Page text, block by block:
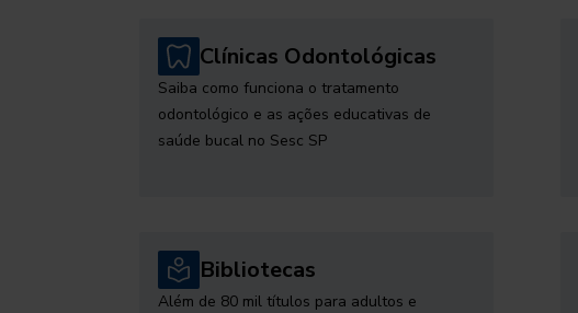
Clínicas Odontológicas
Saiba como funciona o tratamento
odontológico e as ações educativas de
saúde bucal no Sesc SP
Bibliotecas
Além de 80 mil títulos para adultos e